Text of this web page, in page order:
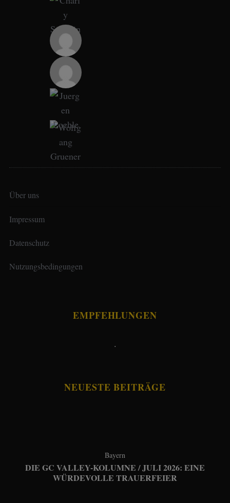
Über uns
Impressum
Datenschutz
Nutzungsbedingungen
EMPFEHLUNGEN
.
NEUESTE BEITRÄGE
Bayern
DIE GC VALLEY-KOLUMNE / JULI 2026: EINE
WÜRDEVOLLE TRAUERFEIER